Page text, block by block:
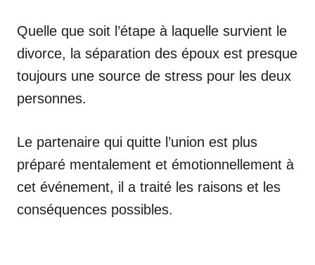
Quelle que soit l’étape à laquelle survient le
divorce, la séparation des époux est presque
toujours une source de stress pour les deux
personnes.
Le partenaire qui quitte l’union est plus
préparé mentalement et émotionnellement à
cet événement, il a traité les raisons et les
conséquences possibles.